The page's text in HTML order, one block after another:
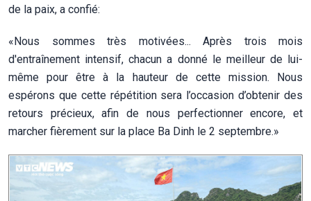
de la paix, a confié:
«Nous sommes très motivées... Après trois mois
d'entraînement intensif, chacun a donné le meilleur de lui-
même pour être à la hauteur de cette mission. Nous
espérons que cette répétition sera l’occasion d’obtenir des
retours précieux, afin de nous perfectionner encore, et
marcher fièrement sur la place Ba Dinh le 2 septembre.»